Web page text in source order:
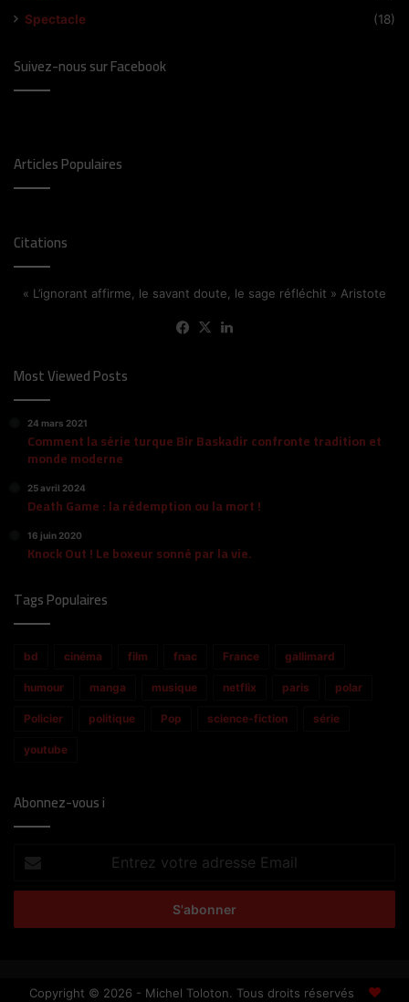
Spectacle
(18)
Suivez-nous sur Facebook
Articles Populaires
Citations
« L’ignorant affirme, le savant doute, le sage réfléchit » Aristote
Facebook
X
Most Viewed Posts
24 mars 2021
Comment la série turque Bir Baskadir confronte tradition et
monde moderne
25 avril 2024
Death Game : la rédemption ou la mort !
16 juin 2020
Knock Out ! Le boxeur sonné par la vie.
Tags Populaires
bd cinéma film fnac France gallimard
humour manga musique netflix paris polar
Policier politique Pop science-fiction série
youtube
Abonnez-vous i
adresse
Copyright © 2026 - Michel Toloton. Tous droits réservés